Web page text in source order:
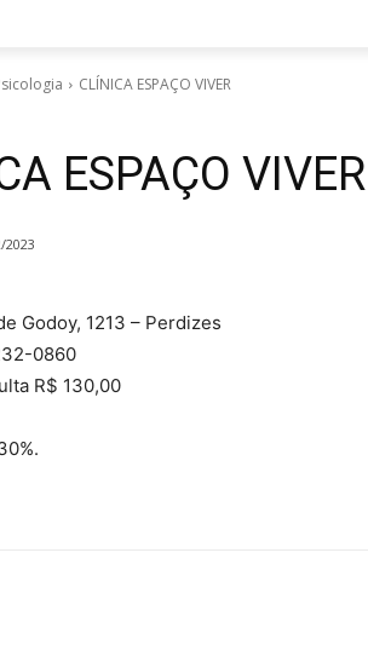
CLÍNICA ESPAÇO VIVER
ESPAÇO VIVER
2023
Godoy, 1213 – Perdizes
0860
R$ 130,00